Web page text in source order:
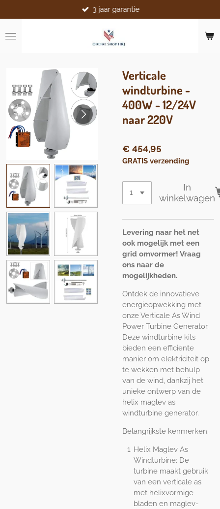
direct
naar
de
3 jaar garantie
Verticale
windturbine -
400W - 12/24V
naar 220V
€ 454,95
GRATIS verzending
In
winkelwagen
Levering naar het net
ook mogelijk met een
grid omvormer! Vraag
ons naar de
mogelijkheden.
Ontdek de innovatieve
energieopwekking met
onze Verticale As Wind
Power Turbine Generator.
Deze windturbine kits
bieden een efficiënte
manier om elektriciteit op
te wekken met behulp
van de wind, dankzij het
unieke ontwerp van de
helix maglev as
windturbine generator.
Belangrijkste kenmerken:
Helix Maglev As
Windturbine: De
turbine maakt gebruik
van een verticale as
met helixvormige
bladen en maglev-